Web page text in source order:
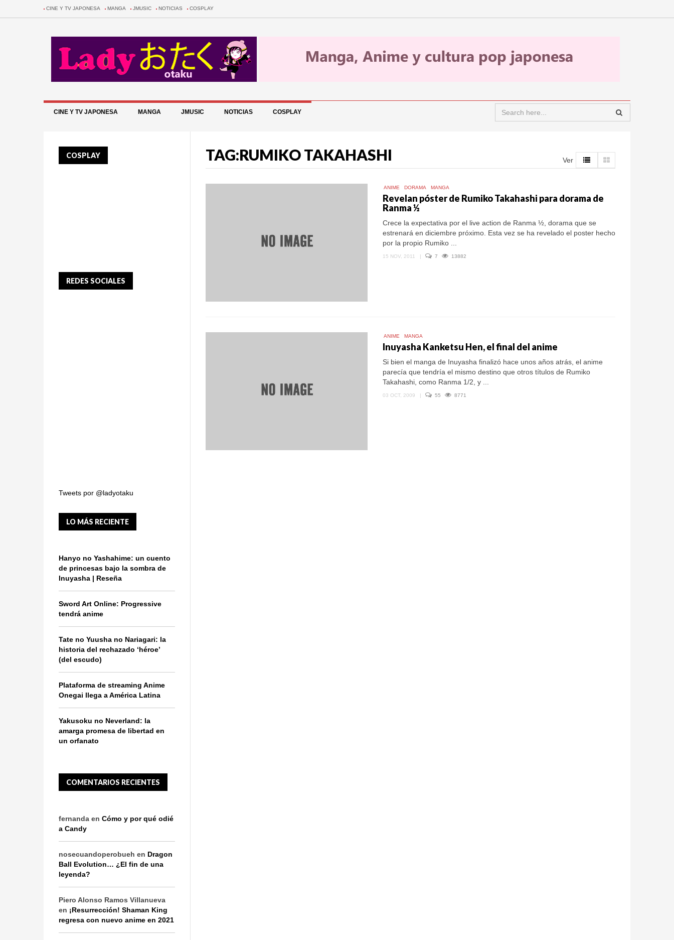
CINE Y TV JAPONESA MANGA JMUSIC NOTICIAS COSPLAY
CINE Y TV JAPONESA MANGA JMUSIC NOTICIAS COSPLAY
TAG:RUMIKO TAKAHASHI Ver
ANIME DORAMA MANGA
Revelan póster de Rumiko Takahashi para dorama de
Ranma ½
Crece la expectativa por el live action de Ranma ½, dorama que se
estrenará en diciembre próximo. Esta vez se ha revelado el poster hecho
por la propio Rumiko ...
15 NOV, 2011 | 7 13882
ANIME MANGA
Inuyasha Kanketsu Hen, el final del anime
Si bien el manga de Inuyasha finalizó hace unos años atrás, el anime
parecía que tendría el mismo destino que otros títulos de Rumiko
Takahashi, como Ranma 1/2, y ...
03 OCT, 2009 | 55 8771
COSPLAY
REDES SOCIALES
Tweets por @ladyotaku
LO MÁS RECIENTE
Hanyo no Yashahime: un cuento
de princesas bajo la sombra de
Inuyasha | Reseña
Sword Art Online: Progressive
tendrá anime
Tate no Yuusha no Nariagari: la
historia del rechazado ‘héroe’
(del escudo)
Plataforma de streaming Anime
Onegai llega a América Latina
Yakusoku no Neverland: la
amarga promesa de libertad en
un orfanato
COMENTARIOS RECIENTES
fernanda en Cómo y por qué odié
a Candy
nosecuandoperobueh en Dragon
Ball Evolution… ¿El fin de una
leyenda?
Piero Alonso Ramos Villanueva
en ¡Resurrección! Shaman King
regresa con nuevo anime en 2021